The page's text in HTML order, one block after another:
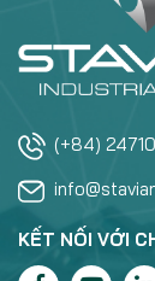
(+84)
KẾT NỐI VỚI